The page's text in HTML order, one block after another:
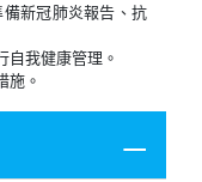
新冠肺炎報告、抗
自我健康管理。
施。